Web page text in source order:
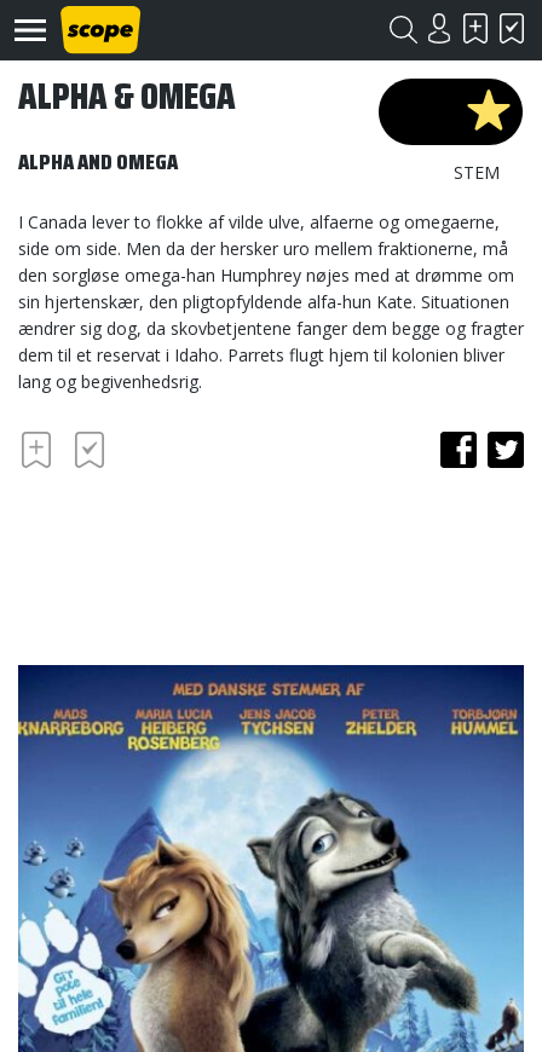
Om
Scope
Kontakt
STEM
ALPHA & OMEGA
ALPHA AND OMEGA
I Canada lever to flokke af vilde ulve, alfaerne og omegaerne,
side om side. Men da der hersker uro mellem fraktionerne, må
den sorgløse omega-han Humphrey nøjes med at drømme om
sin hjertenskær, den pligtopfyldende alfa-hun Kate. Situationen
ændrer sig dog, da skovbetjentene fanger dem begge og fragter
dem til et reservat i Idaho. Parrets flugt hjem til kolonien bliver
lang og begivenhedsrig.